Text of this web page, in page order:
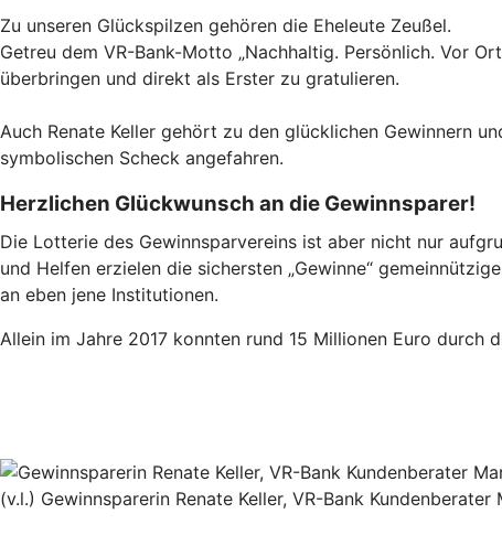
Zu unseren Glückspilzen gehören die Eheleute Zeußel.
Getreu dem VR-Bank-Motto „Nachhaltig. Persönlich. Vor
überbringen und direkt als Erster zu gratulieren.
Auch Renate Keller gehört zu den glücklichen Gewinnern
symbolischen Scheck angefahren.
Herzlichen Glückwunsch an die Gewinnsparer!
Die Lotterie des Gewinnsparvereins ist aber nicht nur
und Helfen erzielen die sichersten „Gewinne“
an eben jene Institutionen.
Allein im Jahre 2017 konnten rund 15 Millionen Euro
(v.l.) Gewinnsparerin Renate Keller, VR-Bank